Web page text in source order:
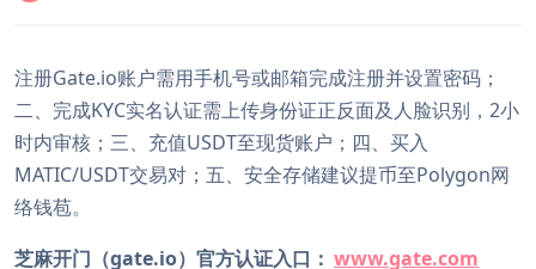
注册Gate.io账户需用手机号或邮箱完成注册并设置密码；
二、完成KYC实名认证需上传身份证正反面及人脸识别，2小
时内审核；三、充值USDT至现货账户；四、买入
MATIC/USDT交易对；五、安全存储建议提币至Polygon网
络钱苞。
芝麻开门（gate.io）官方认证入口： www.gate.com